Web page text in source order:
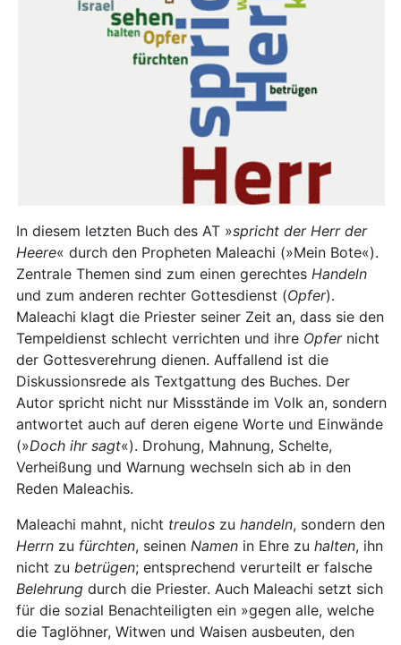
In diesem letzten Buch des AT »spricht der Herr der
Heere« durch den Propheten Maleachi (»Mein Bote«).
Zentrale Themen sind zum einen gerechtes Handeln
und zum anderen rechter Gottesdienst (Opfer).
Maleachi klagt die Priester seiner Zeit an, dass sie den
Tempeldienst schlecht verrichten und ihre Opfernicht
der Gottesverehrung dienen. Auffallend ist die
Diskussionsrede als Textgattung des Buches. Der
Autor spricht nicht nur Missstände im Volk an, sondern
antwortet auch auf deren eigene Worte und Einwände
(»Doch ihr sagt«). Drohung, Mahnung, Schelte,
Verheißung und Warnung wechseln sich ab in den
Reden Maleachis.
Maleachi mahnt, nicht treulos zu handeln, sondern den
Herrn zu fürchten, seinen Namen in Ehre zu halten, ihn
nicht zu betrügen; entsprechend verurteilt er falsche
Belehrung durch die Priester. Auch Maleachi setzt sich
für die sozial Benachteiligten ein »gegen alle, welche
die Taglöhner, Witwen und Waisen ausbeuten, den